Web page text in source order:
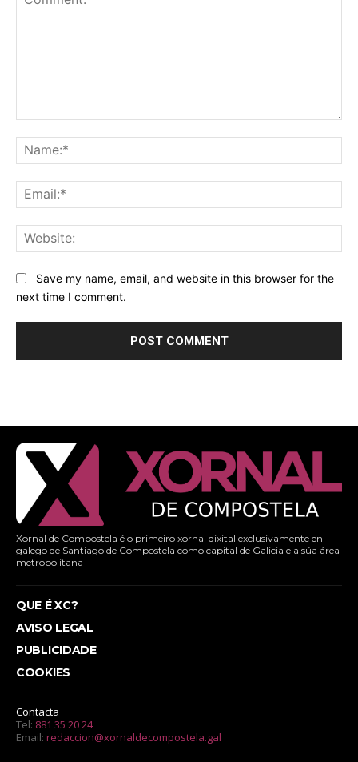
Save my name, email, and website in this browser for the
next time I comment.
Xornal de Compostela é o primeiro xornal dixital exclusivamente en
galego de Santiago de Compostela como capital de Galicia e a súa área
metropolitana
QUE É XC?
AVISO LEGAL
PUBLICIDADE
COOKIES
Contacta
Tel: 881 35 20 24
Email: redaccion@xornaldecompostela.gal